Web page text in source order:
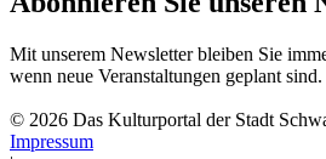
Mit unserem Newsletter bleiben Sie
wenn neue Veranstaltungen geplant sind.
© 2026 Das Kulturportal der Stadt
Impressum